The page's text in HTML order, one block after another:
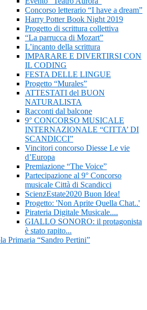
Concorso letterario “I have a dream”
Harry Potter Book Night 2019
Progetto di scrittura collettiva
“La parrucca di Mozart”
L’incanto della scrittura
IMPARARE E DIVERTIRSI CON
IL CODING
FESTA DELLE LINGUE
Progetto “Murales”
ATTESTATI del BUON
NATURALISTA
Racconti dal balcone
9° CONCORSO MUSICALE
INTERNAZIONALE “CITTA’ DI
SCANDICCI”
Vincitori concorso Diesse Le vie
d’Europa
Premiazione “The Voice”
Partecipazione al 9° Concorso
musicale Città di Scandicci
ScienzEstate2020 Buon Idea!
Progetto: 'Non Aprite Quella Chat..'
Pirateria Digitale Musicale....
GIALLO SONORO: il protagonista
è stato rapito...
Primaria “Sandro Pertini”